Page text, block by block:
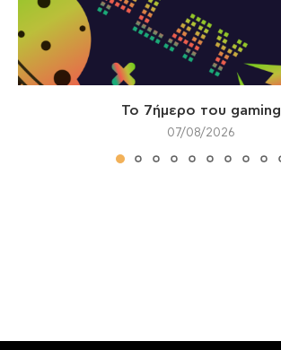
Το 7ήμερο του gaming
07/08/2026